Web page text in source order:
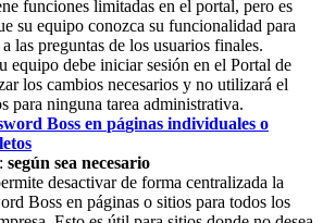
funciones limitadas en el portal, pero es
su equipo conozca su funcionalidad para
a las preguntas de los usuarios finales.
equipo debe iniciar sesión en el Portal de
los cambios necesarios y no utilizará el
para ninguna tarea administrativa.
Boss en páginas individuales o
: según sea necesario
desactivar de forma centralizada la
Boss en páginas o sitios para todos los